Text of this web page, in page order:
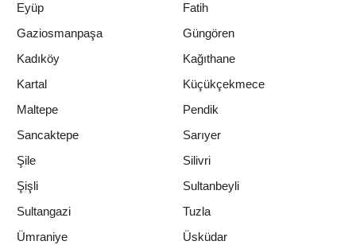
Eyüp
Fatih
Gaziosmanpaşa
Güngören
Kadıköy
Kağıthane
Kartal
Küçükçekmece
Maltepe
Pendik
Sancaktepe
Sarıyer
Şile
Silivri
Şişli
Sultanbeyli
Sultangazi
Tuzla
Ümraniye
Üsküdar